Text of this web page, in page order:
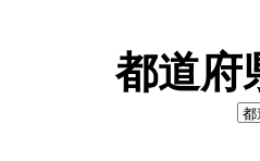
都道府